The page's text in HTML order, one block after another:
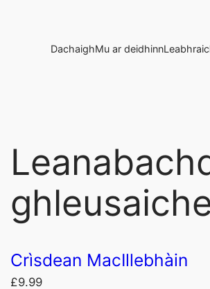
DachaighMu ar deidhinn
Crìsdean MacIllebhàin
£9.99